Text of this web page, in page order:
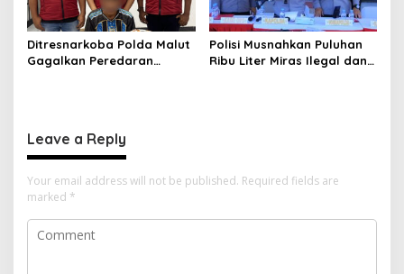
Ditresnarkoba Polda Malut
Gagalkan Peredaran
Polisi Musnahkan Puluhan
Ribu Liter Miras Ilegal dan
Leave a Reply
Your email address will not be published. Required fields are
marked *